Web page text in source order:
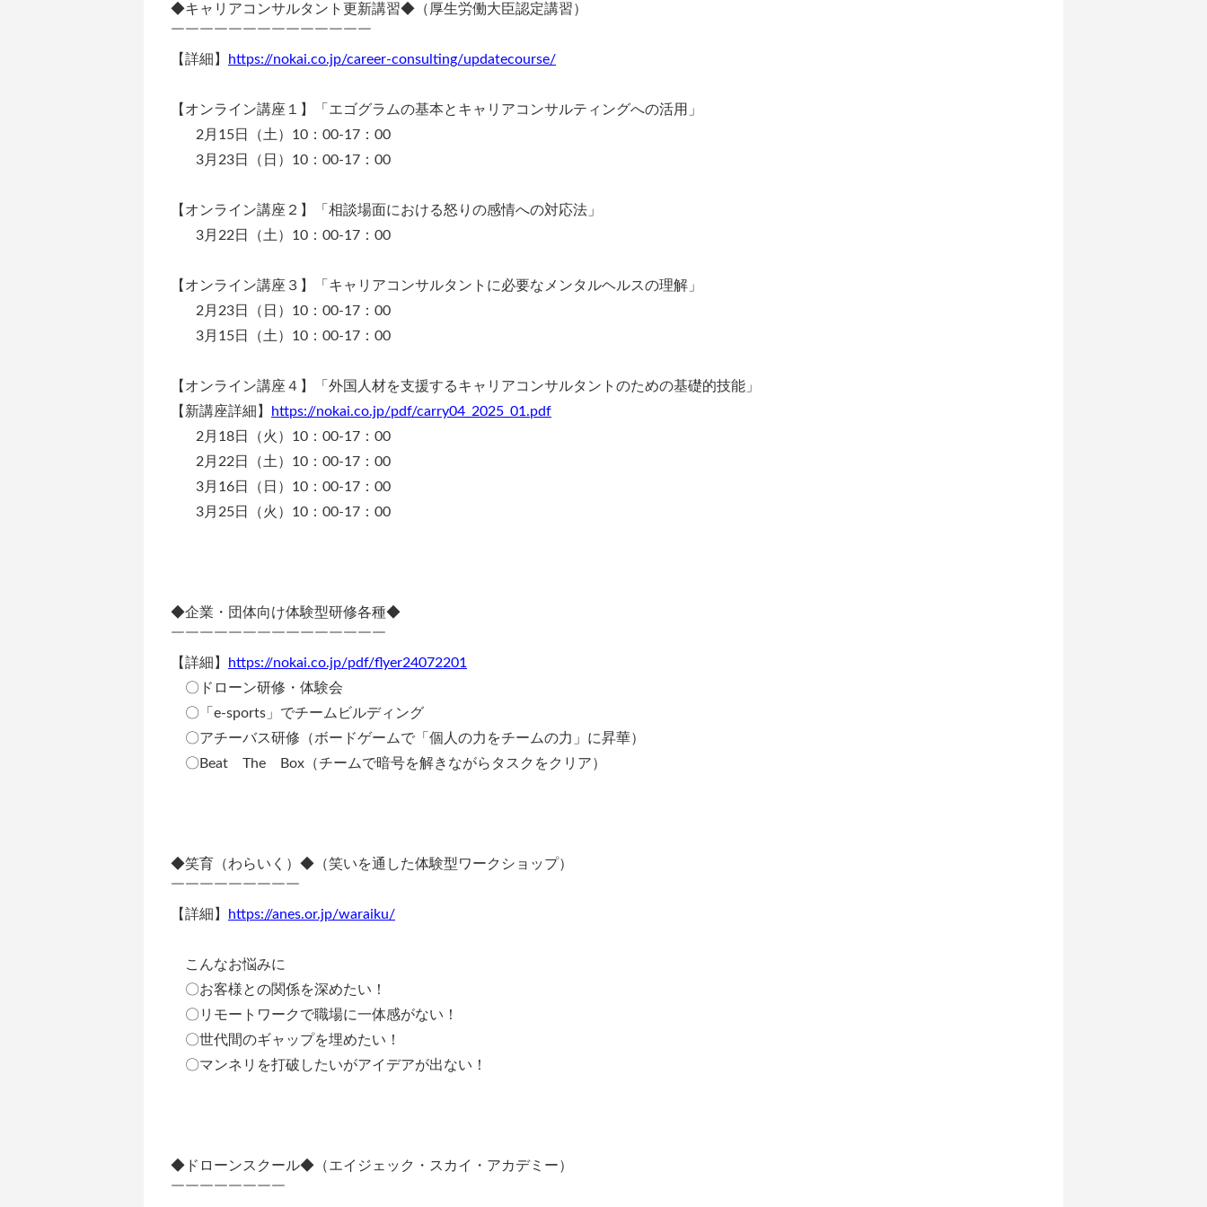
◆キャリアコンサルタント更新講習◆（厚生労働大臣認定講習）
￣￣￣￣￣￣￣￣￣￣￣￣￣￣
【詳細】
https://nokai.co.jp/career-consulting/updatecourse/
【オンライン講座１】「エゴグラムの基本とキャリアコンサルティングへの活用」
2月15日（土）10：00-17：00
3月23日（日）10：00-17：00
【オンライン講座２】「相談場面における怒りの感情への対応法」
3月22日（土）10：00-17：00
【オンライン講座３】「キャリアコンサルタントに必要なメンタルヘルスの理解」
2月23日（日）10：00-17：00
3月15日（土）10：00-17：00
【オンライン講座４】「外国人材を支援するキャリアコンサルタントのための基礎的技能」
【新講座詳細】
https://nokai.co.jp/pdf/carry04_2025_01.pdf
2月18日（火）10：00-17：00
2月22日（土）10：00-17：00
3月16日（日）10：00-17：00
3月25日（火）10：00-17：00
◆企業・団体向け体験型研修各種◆
￣￣￣￣￣￣￣￣￣￣￣￣￣￣￣
【詳細】
https://nokai.co.jp/pdf/flyer24072201
〇ドローン研修・体験会
〇「e-sports」でチームビルディング
〇アチーバス研修（ボードゲームで「個人の力をチームの力」に昇華）
〇Beat The Box（チームで暗号を解きながらタスクをクリア）
◆笑育（わらいく）◆（笑いを通した体験型ワークショップ）
￣￣￣￣￣￣￣￣￣
【詳細】
https://anes.or.jp/waraiku/
こんなお悩みに
〇お客様との関係を深めたい！
〇リモートワークで職場に一体感がない！
〇世代間のギャップを埋めたい！
〇マンネリを打破したいがアイデアが出ない！
◆ドローンスクール◆（エイジェック・スカイ・アカデミー）
￣￣￣￣￣￣￣￣